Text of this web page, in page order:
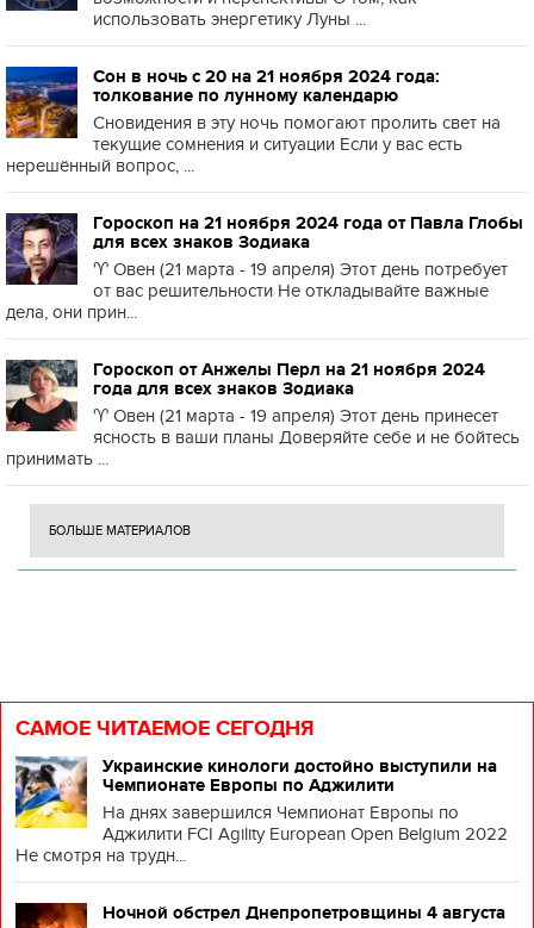
использовать энергетику Луны ...
Сон в ночь с 20 на 21 ноября 2024 года:
толкование по лунному календарю
Сновидения в эту ночь помогают пролить свет на
текущие сомнения и ситуации Если у вас есть
нерешённый вопрос, ...
Гороскоп на 21 ноября 2024 года от Павла Глобы
для всех знаков Зодиака
♈️ Овен (21 марта - 19 апреля) Этот день потребует
от вас решительности Не откладывайте важные
дела, они прин...
Гороскоп от Анжелы Перл на 21 ноября 2024
года для всех знаков Зодиака
♈️ Овен (21 марта - 19 апреля) Этот день принесет
ясность в ваши планы Доверяйте себе и не бойтесь
принимать ...
БОЛЬШЕ МАТЕРИАЛОВ
САМОЕ ЧИТАЕМОЕ СЕГОДНЯ
Украинские кинологи достойно выступили на
Чемпионате Европы по Аджилити
На днях завершился Чемпионат Европы по
Аджилити FCI Agility European Open Belgium 2022
Не смотря на трудн...
Ночной обстрел Днепропетровщины 4 августа